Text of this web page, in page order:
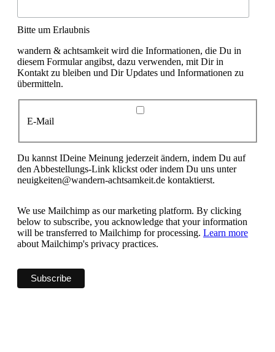
Bitte um Erlaubnis
wandern & achtsamkeit wird die Informationen, die Du in
diesem Formular angibst, dazu verwenden, mit Dir in
Kontakt zu bleiben und Dir Updates und Informationen zu
übermitteln.
E-Mail
Du kannst IDeine Meinung jederzeit ändern, indem Du auf
den Abbestellungs-Link klickst oder indem Du uns unter
neuigkeiten@wandern-achtsamkeit.de kontaktierst.
We use Mailchimp as our marketing platform. By clicking
below to subscribe, you acknowledge that your information
will be transferred to Mailchimp for processing. Learn more
about Mailchimp's privacy practices.